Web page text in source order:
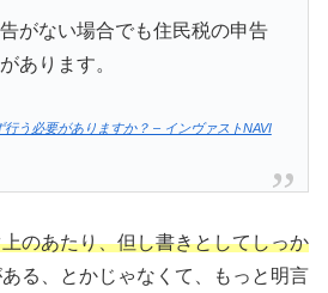
がない場合でも住民税の申告
あります。
行う必要がありますか？ – インヴァストNAVI
のあたり、但し書きとしてしっか
る、とかじゃなくて、もっと明言